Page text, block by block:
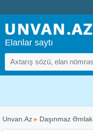
Elanlar saytı
Unvan.Az ▸ Daşınmaz Əmlak